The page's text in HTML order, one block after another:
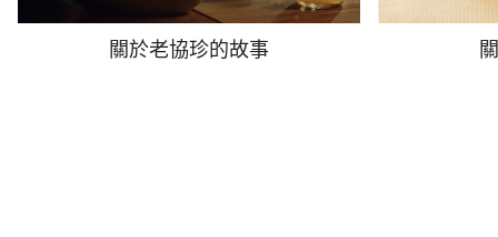
關於老協珍的故事